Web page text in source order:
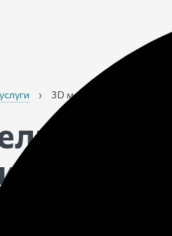
› 3D моделирование